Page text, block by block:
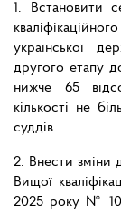
1. Встановити
української
другого етапу
нижче 65
кількості не
суддів.
2. Внести зміни
Вищої
2025 року №